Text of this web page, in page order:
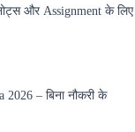
और Assignment के लिए
– बिना नौकरी के